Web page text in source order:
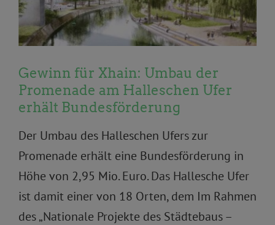
Gewinn für Xhain: Umbau der
Promenade am Halleschen Ufer
erhält Bundesförderung
Der Umbau des Halleschen Ufers zur
Promenade erhält eine Bundesförderung in
Höhe von 2,95 Mio. Euro. Das Hallesche Ufer
ist damit einer von 18 Orten, dem Im Rahmen
des „Nationale Projekte des Städtebaus –